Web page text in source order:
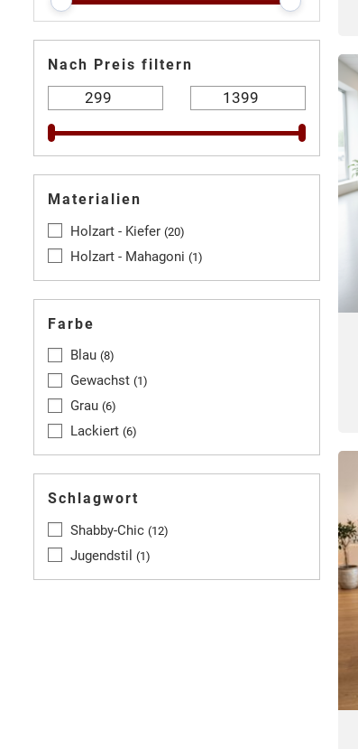
Nach Preis filtern
Materialien
Holzart - Kiefer 20
Holzart - Mahagoni 1
Farbe
Blau 8
Gewachst 1
Grau 6
Lackiert 6
Schlagwort
Shabby-Chic 12
Jugendstil 1